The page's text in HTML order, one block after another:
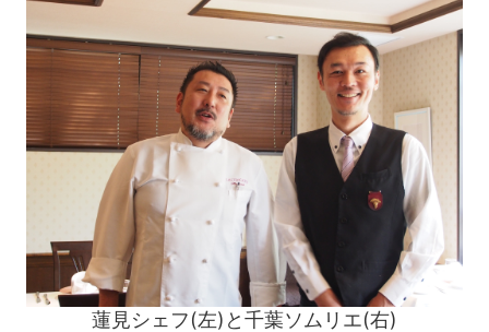
蓮見シェフ(左)と千葉ソムリエ(右)